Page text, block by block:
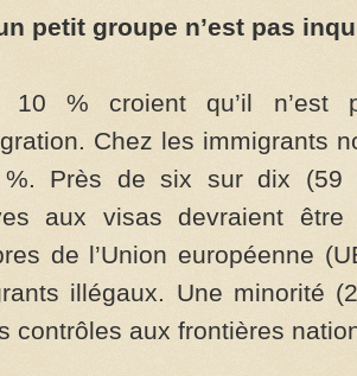
petit groupe n’est pas
10 % croient qu’il n’est
Chez les immigrants
Près de six sur dix (59
aux visas devraient
de l’Union européenne
illégaux. Une minorité
contrôles aux frontières